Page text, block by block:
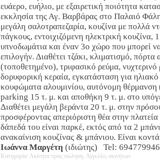
ευάερο, ευήλιο, με εξαιρετική ποιότητα
εκκλησία της Αγ. Βαρβάρας στο Παλαιό
μεγάλη σαλοτραπεζαρία, κουζίνα με πολλά
πάγκους, εντοιχιζόμενη ηλεκτρική κουζίνα,
υπνοδωμάτια και έναν 3ο χώρο που μπορεί
επιλογήν. Διαθέτει τζάκι, κλιματισμό,
(τοποθετημένο), τριφασικό ρεύμα,
δορυφορική κεραία, εγκατάσταση για
κουφώματα αλουμινίου, αυτόνομη θέρμανση
parking 15 τ. μ. και αποθήκη 9 τ. μ. στο
Διαθέτει μεγάλη βεράντα 20 τ. μ. στην
προσφέροντας απεριόριστη θέα στην
δάπεδά του είναι παρκέ, εκτός από τα 2
ανακαίνιση κουζίνας & μπάνιου. Είναι
Ιωάννα Μαργέτη (ιδιώτης) Tel:
Κατηγορία: Ακίνητα προς πώληση. Αγγελίες ακινήτων